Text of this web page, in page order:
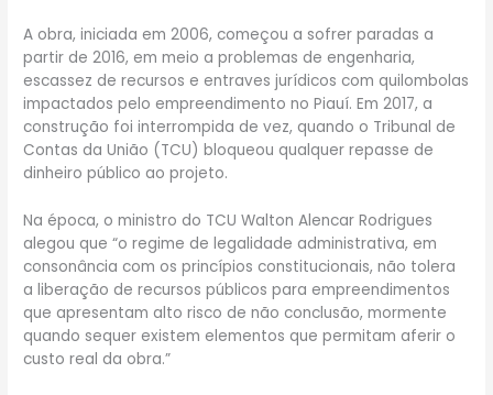
A obra, iniciada em 2006, começou a sofrer paradas a
partir de 2016, em meio a problemas de engenharia,
escassez de recursos e entraves jurídicos com quilombolas
impactados pelo empreendimento no Piauí. Em 2017, a
construção foi interrompida de vez, quando o Tribunal de
Contas da União (TCU) bloqueou qualquer repasse de
dinheiro público ao projeto.
Na época, o ministro do TCU Walton Alencar Rodrigues
alegou que “o regime de legalidade administrativa, em
consonância com os princípios constitucionais, não tolera
a liberação de recursos públicos para empreendimentos
que apresentam alto risco de não conclusão, mormente
quando sequer existem elementos que permitam aferir o
custo real da obra.”